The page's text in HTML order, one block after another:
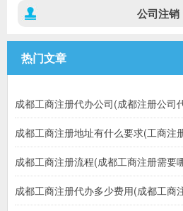
公司注销
热门文章
成都工商注册代办公司(成都注册公司
成都工商注册地址有什么要求(工商注
成都工商注册流程(成都工商注册需要
成都工商注册代办多少费用(成都工商